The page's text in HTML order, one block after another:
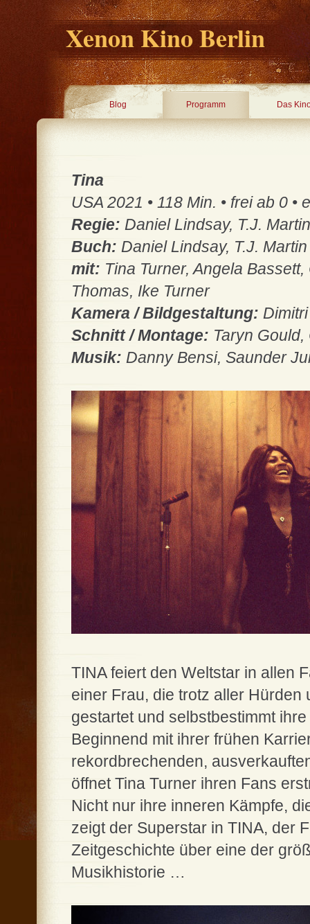
Xenon Kino Berlin
Blog Programm Das
Tina
USA 2021 • 118 Min. • frei ab 0 •
Regie: Daniel Lindsay, T.J. Martin
Buch: Daniel Lindsay, T.J. Martin
mit: Tina Turner, Angela
Thomas, Ike Turner
Kamera / Bildgestaltung:
Schnitt / Montage: Taryn
Musik: Danny Bensi, Saunder
TINA feiert den Weltstar in allen
einer Frau, die trotz aller
gestartet und selbstbestimmt
Beginnend mit ihrer frühen
rekordbrechenden,
öffnet Tina Turner ihren Fans
Nicht nur ihre inneren Kämpfe,
zeigt der Superstar in TINA, der
Zeitgeschichte über eine der
Musikhistorie …